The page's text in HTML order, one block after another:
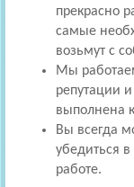
прекрасно
самые
возьмут с
Мы
репутации
выполнена
Вы всегда
убедиться
работе.